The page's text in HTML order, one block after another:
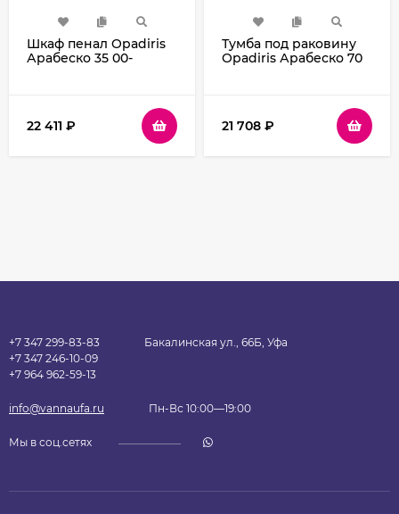
Шкаф пенал Opadiris
Арабеско 35 00-
22 411 ₽
Тумба под раковину
Opadiris Арабеско 70
21 708 ₽
+7 347 299-83-83
+7 347 246-10-09
+7 964 962-59-13
Бакалинская ул., 66Б, Уфа
info@vannaufa.ru Пн-Вс 10:00—19:00
Мы в соц.сетях